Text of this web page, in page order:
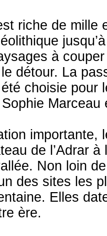
riche de mille
à
détour. La
choisie pour
de l’Adrar
Non loin
des sites les
Elles
ère.